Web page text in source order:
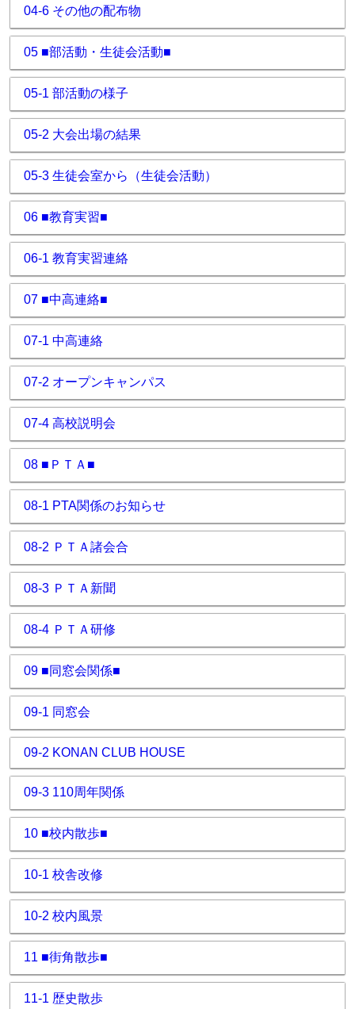
04-6 その他の配布物
05 ■部活動・生徒会活動■
05-1 部活動の様子
05-2 大会出場の結果
05-3 生徒会室から（生徒会活動）
06 ■教育実習■
06-1 教育実習連絡
07 ■中高連絡■
07-1 中高連絡
07-2 オープンキャンパス
07-4 高校説明会
08 ■ＰＴＡ■
08-1 PTA関係のお知らせ
08-2 ＰＴＡ諸会合
08-3 ＰＴＡ新聞
08-4 ＰＴＡ研修
09 ■同窓会関係■
09-1 同窓会
09-2 KONAN CLUB HOUSE
09-3 110周年関係
10 ■校内散歩■
10-1 校舎改修
10-2 校内風景
11 ■街角散歩■
11-1 歴史散歩